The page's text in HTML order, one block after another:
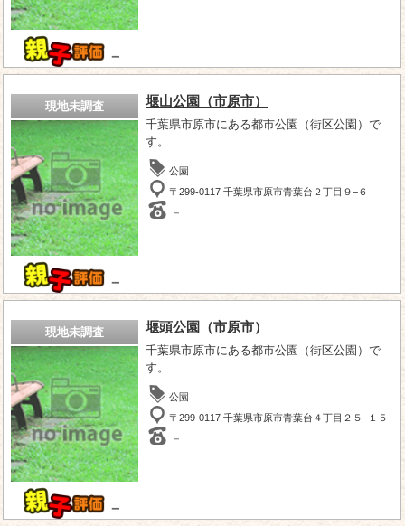
－
現地未調査
－
堰山公園（市原市）
千葉県市原市にある都市公園（街区公園）で
す。
公園
〒299-0117 千葉県市原市青葉台２丁目９−６
－
現地未調査
－
堰頭公園（市原市）
千葉県市原市にある都市公園（街区公園）で
す。
公園
〒299-0117 千葉県市原市青葉台４丁目２５−１５
－